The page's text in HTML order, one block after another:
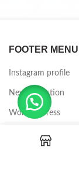
FOOTER MENU
Instagram profile
New Collection
Woman Dress